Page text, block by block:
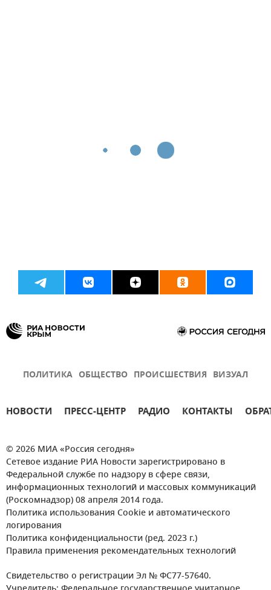
ПОЛИТИКА ОБЩЕСТВО ПРОИСШЕСТВИЯ ВИЗУАЛ
НОВОСТИ ПРЕСС-ЦЕНТР РАДИО КОНТАКТЫ
© 2026 МИА «Россия сегодня»
Сетевое издание РИА Новости зарегистрировано в
Федеральной службе по надзору в сфере связи,
информационных технологий и массовых коммуникаций
(Роскомнадзор) 08 апреля 2014 года.
Политика использования Cookie и автоматического
логирования
Политика конфиденциальности (ред. 2023 г.)
Правила применения рекомендательных технологий
Свидетельство о регистрации Эл № ФС77-57640.